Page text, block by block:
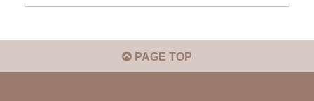
PAGE TOP